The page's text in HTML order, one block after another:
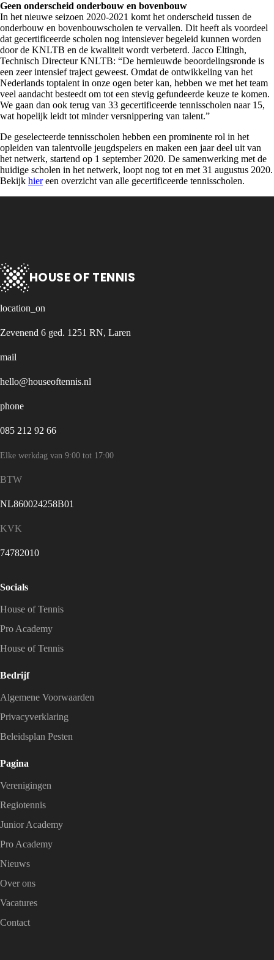
Geen onderscheid onderbouw en bovenbouw
In het nieuwe seizoen 2020-2021 komt het onderscheid tussen de
onderbouw en bovenbouwscholen te vervallen. Dit heeft als voordeel
dat gecertificeerde scholen nog intensiever begeleid kunnen worden
door de KNLTB en de kwaliteit wordt verbeterd. Jacco Eltingh,
Technisch Directeur KNLTB: “De hernieuwde beoordelingsronde is
een zeer intensief traject geweest. Omdat de ontwikkeling van het
Nederlands toptalent in onze ogen beter kan, hebben we met het team
veel aandacht besteedt om tot een stevig gefundeerde keuze te komen.
We gaan dan ook terug van 33 gecertificeerde tennisscholen naar 15,
wat hopelijk leidt tot minder versnippering van talent.”
De geselecteerde tennisscholen hebben een prominente rol in het
opleiden van talentvolle jeugdspelers en maken een jaar deel uit van
het netwerk, startend op 1 september 2020. De samenwerking met de
huidige scholen in het netwerk, loopt nog tot en met 31 augustus 2020.
Bekijk hiereen overzicht van alle gecertificeerde tennisscholen.
HOUSE OF TENNIS
location_on
Zevenend 6 ged. 1251 RN, Laren
mail
hello@houseoftennis.nl
phone
085 212 92 66
Elke werkdag van 9:00 tot 17:00
BTW
NL860024258B01
KVK
74782010
Socials
House of Tennis
Pro Academy
House of Tennis
Bedrijf
Algemene Voorwaarden
Privacyverklaring
Beleidsplan Pesten
Pagina
Verenigingen
Regiotennis
Junior Academy
Pro Academy
Nieuws
Over ons
Vacatures
Contact